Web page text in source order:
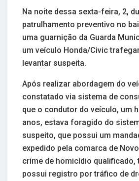
Na noite dessa sexta-feira, 2,
patrulhamento preventivo no
uma guarnição da Guarda
um veículo Honda/Civic
levantar suspeita.
Após realizar abordagem do
constatado via sistema de
que o condutor do veículo, um
anos, estava foragido do
suspeito, que possui um
expedido pela comarca de
crime de homicídio qualificado,
possui registro por tráfico de